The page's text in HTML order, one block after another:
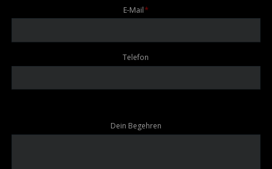
Pflichtfeld
E-Mail*
Telefon
Dein Begehren